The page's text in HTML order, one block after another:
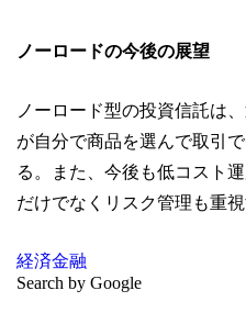
ノーロードの今後の展望
ノーロード型の投資信託は
が自分で商品を選んで取引
る。また、今後も低コスト
だけでなくリスク管理も重
経済金融
Search by Google